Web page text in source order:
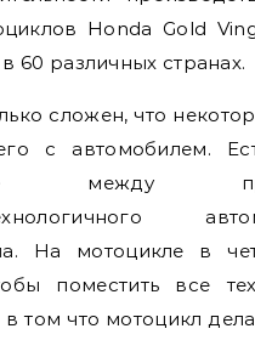
Honda Gold
60 различных странах.
сложен, что
с автомобилем.
между
На мотоцикле в
поместить все
в том что мотоцикл